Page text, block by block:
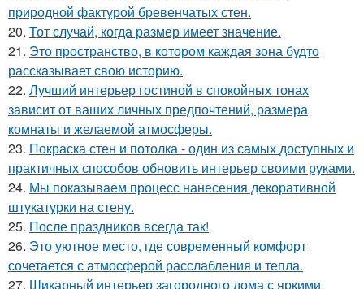
природной фактурой бревенчатых стен.
20. Тот случай, когда размер имеет значение.
21. Это пространство, в котором каждая зона будто
рассказывает свою историю.
22. Лучший интерьер гостиной в спокойных тонах
зависит от ваших личных предпочтений, размера
комнаты и желаемой атмосферы.
23. Покраска стен и потолка - один из самых доступных и
практичных способов обновить интерьер своими руками.
24. Мы показываем процесс нанесения декоративной
штукатурки на стену.
25. После праздников всегда так!
26. Это уютное место, где современный комфорт
сочетается с атмосферой расслабления и тепла.
27. Шикарный интерьер загородного дома с яркими